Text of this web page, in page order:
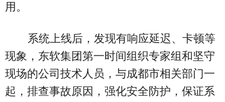
用。
系统上线后，发现有响应延迟、卡顿等
现象，东软集团第一时间组织专家组和坚守
现场的公司技术人员，与成都市相关部门一
起，排查事故原因，强化安全防护，保证系